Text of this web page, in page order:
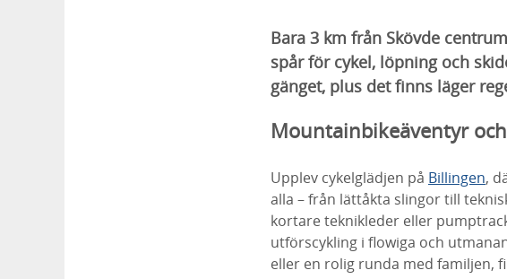
Bara 3 km från Skövde
spår för cykel, löpning och
gänget, plus det finns läger
Mountainbikeäventyr
Upplev cykelglädjen på Billingen,
alla – från lättåkta slingor till
kortare teknikleder eller
utförscykling i flowiga och
eller en rolig runda med familjen,